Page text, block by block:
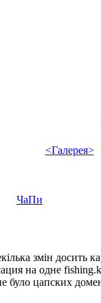
<Галерея>
ЧаПи
змін досить
на одне
цапских